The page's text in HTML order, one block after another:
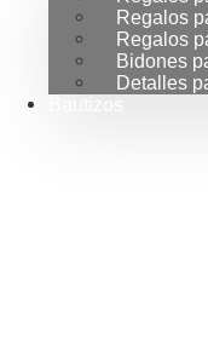
Regalos
Regalos
Bidones
Detalles